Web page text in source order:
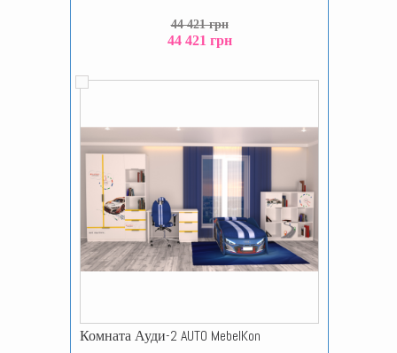
44 421 грн
44 421 грн
Комната Ауди-2 AUTO MebelKon